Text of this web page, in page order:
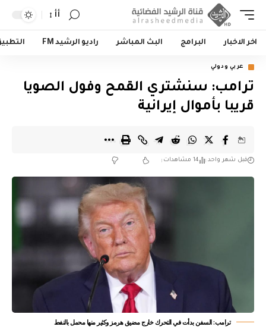
أأ
اخر الاخبار البرامج البث المباشر راديو الرشيد FM
عربي ودولي
ترامب: سنشتري القمح وفول الصويا
قريبا بأموال إيرانية
قبل شهر واحد 14 مشاهدات
ترامب: السفن بدأت في التحرك خارج مضيق هرمز وكثير منها محمل بالنفط